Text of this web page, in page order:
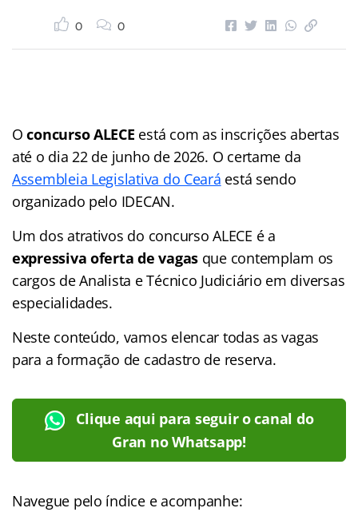
0 0
Oconcurso ALECE está com as inscrições abertas
até o dia 22 de junho de 2026. O certame da
Assembleia Legislativa do Ceará está sendo
organizado pelo IDECAN.
Um dos atrativos do concurso ALECE é a
expressiva oferta de vagas que contemplam os
cargos de Analista e Técnico Judiciário em diversas
especialidades.
Neste conteúdo, vamos elencar todas as vagas
para a formação de cadastro de reserva.
Clique aqui para seguir o canal do
Gran no Whatsapp!
Navegue pelo índice e acompanhe: